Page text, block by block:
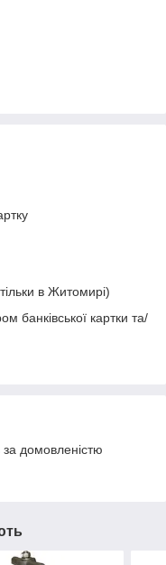
в Житомирі)
банківської картки та/
домовленістю